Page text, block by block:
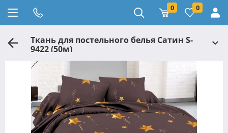
0 0
Ткань для постельного белья Сатин S-
9422 (50м)